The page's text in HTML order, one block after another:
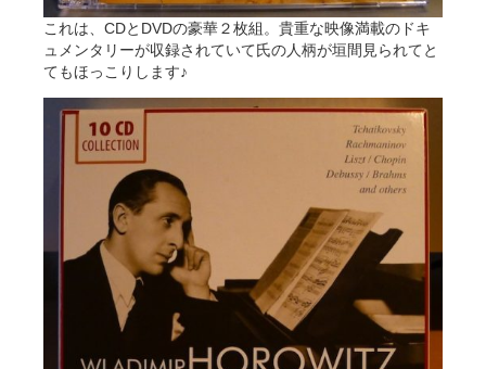
これは、CDとDVDの豪華２枚組。貴重な映像満載のドキ
ュメンタリーが収録されていて氏の人柄が垣間見られてと
てもほっこりします♪